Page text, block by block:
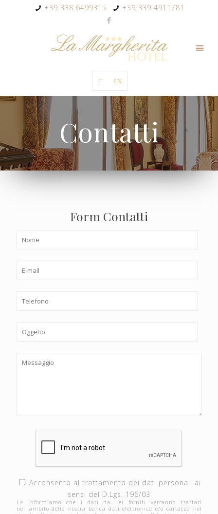
+39 338 6499315 +39 339 4911781
IT EN
Contatti
Form Contatti
Acconsento al trattamento dei dati personali ai
sensi del D.Lgs. 196/03
La informiamo che i dati da Lei forniti verranno trattati
nell'ambito della nostra banca dati elettronica e/o cartacea nel